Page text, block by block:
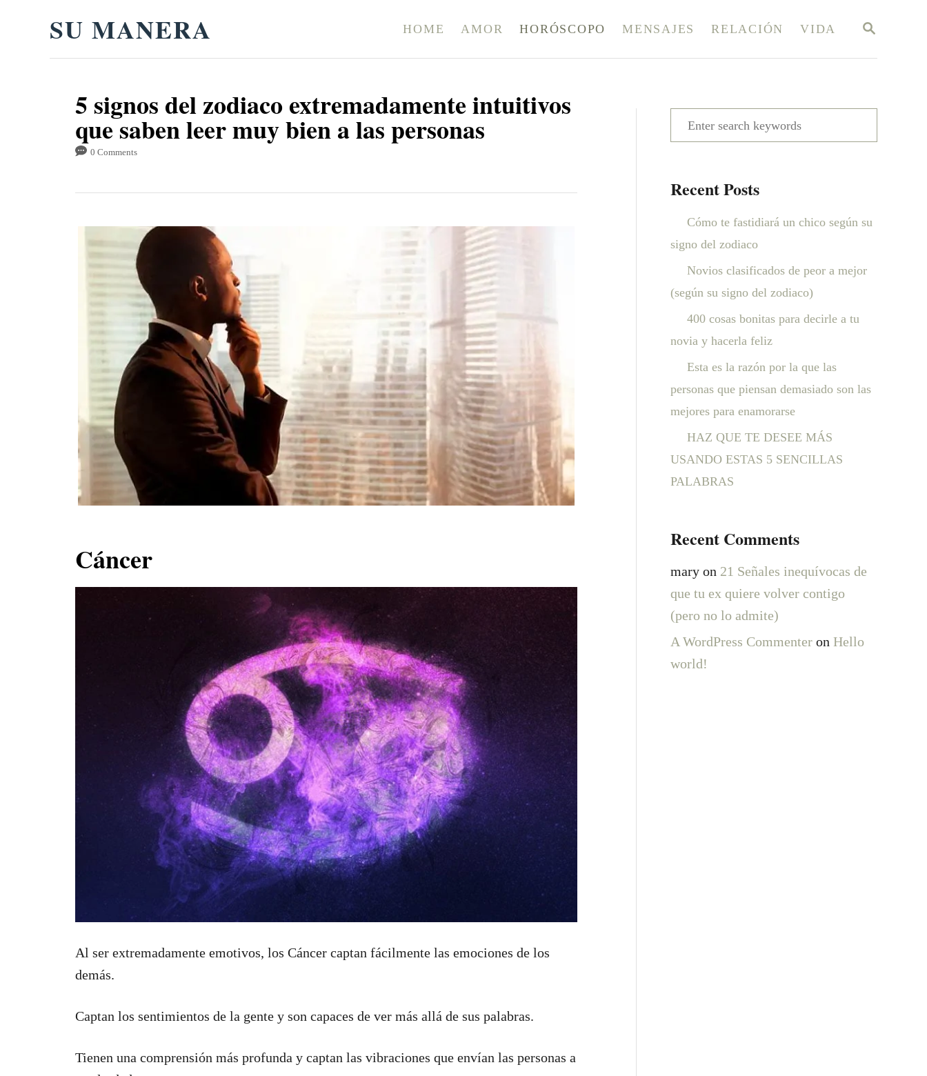
S
SU MANERA HOME AMOR HORÓSCOPO MENSAJES RELACIÓN VIDA
5 signos del zodiaco extremadamente intuitivos
que saben leer muy bien a las personas
0 Comments
Cáncer
Al ser extremadamente emotivos, los Cáncer captan fácilmente las emociones de los
demás.
Captan los sentimientos de la gente y son capaces de ver más allá de sus palabras.
Tienen una comprensión más profunda y captan las vibraciones que envían las personas a
e
r
f
r
Recent Posts
Cómo te fastidiará un chico según su
signo del zodiaco
Novios clasificados de peor a mejor
(según su signo del zodiaco)
400 cosas bonitas para decirle a tu
novia y hacerla feliz
Esta es la razón por la que las
personas que piensan demasiado son las
mejores para enamorarse
HAZ QUE TE DESEE MÁS
USANDO ESTAS 5 SENCILLAS
PALABRAS
Recent Comments
maryon 21 Señales inequívocas de
que tu ex quiere volver contigo
(pero no lo admite)
A WordPress Commenteron Hello
world!